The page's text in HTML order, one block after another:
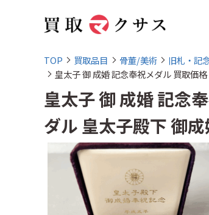
TOP 買取品目 骨董/美術
旧札・記
皇太子 御 成婚 記念奉祝メダル 買取価
皇太子 御 成婚 記念
ダル 皇太子殿下 御